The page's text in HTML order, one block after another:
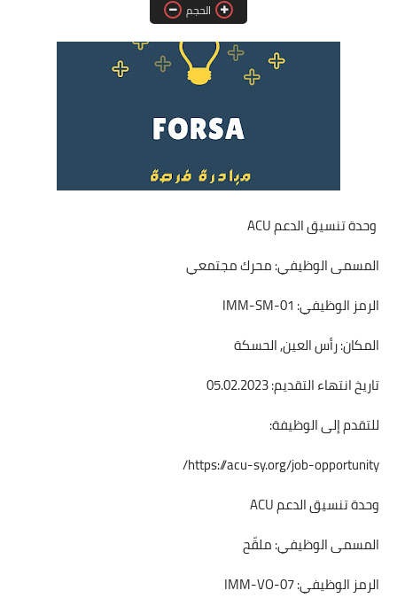
فرص عمل في العراق
فرص عمل في اليمن
دورات تدريبية
الحجم
وحدة تنسيق الدعم ACU
المسمى الوظيفي: محرك مجتمعي
الرمز الوظيفي: IMM-SM-01
المكان: رأس العين, الحسكة
تاريخ انتهاء التقديم: 05.02.2023
للتقدم إلى الوظيفة:
https://acu-sy.org/job-opportunity/
وحدة تنسيق الدعم ACU
المسمى الوظيفي: ملقّح
الرمز الوظيفي: IMM-VO-07